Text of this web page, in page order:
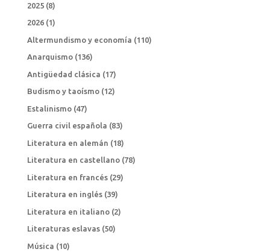
2025(8)
2026(1)
Altermundismo y economía (110)
Anarquismo(136)
Antigüedad clásica (17)
Budismo y taoísmo(12)
Estalinismo(47)
Guerra civil española (83)
Literatura en alemán (18)
Literatura en castellano(78)
Literatura en francés(29)
Literatura en inglés(39)
Literatura en italiano(2)
Literaturas eslavas(50)
Música (10)